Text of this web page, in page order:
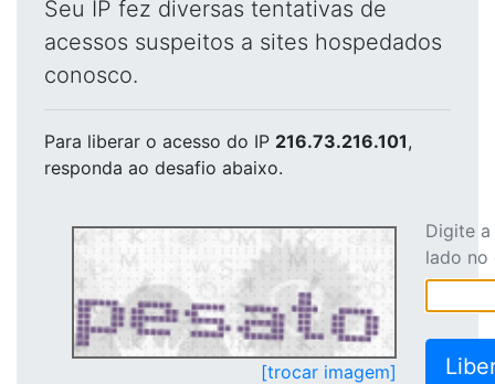
Seu IP fez diversas tentativas de
acessos suspeitos a sites hospedados
conosco.
Para liberar o acesso do IP 216.73.216.101,
responda ao desafio abaixo.
[trocar imagem]
Digite
lado no